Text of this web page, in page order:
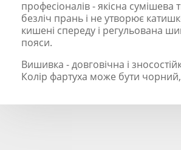
професіоналів - якісна сумішева
безліч прань і не утворює
кишені спереду і регульована
пояси.
Вишивка - довговічна і
Колір фартуха може бути